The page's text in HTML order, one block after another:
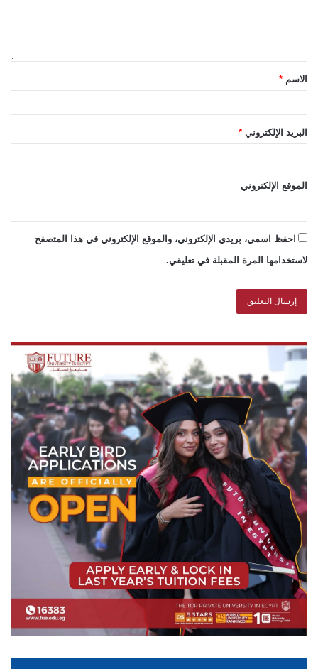
الاسم *
البريد الإلكتروني *
الموقع الإلكتروني
احفظ اسمي، بريدي الإلكتروني، والموقع الإلكتروني في هذا المتصفح
لاستخدامها المرة المقبلة في تعليقي.